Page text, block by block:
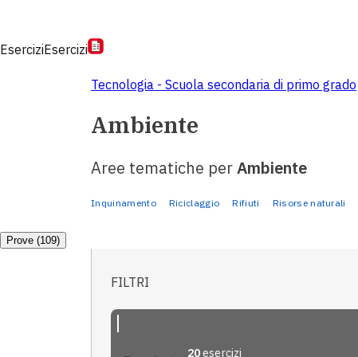
EserciziEsercizi
Tecnologia - Scuola secondaria di primo grado
Ambiente
Aree tematiche perAmbiente
Inquinamento Riciclaggio Rifiuti Risorse naturali
Prove (109)
FILTRI
20esercizi